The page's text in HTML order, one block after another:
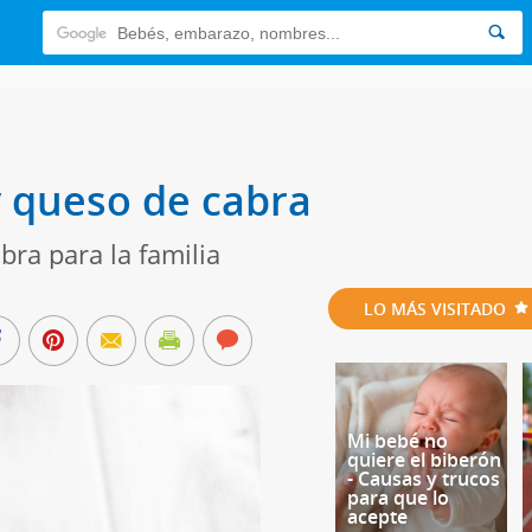
de cabra
para la familia
LO MÁS VISITADO
Mi bebé no
quiere el biberón
- Causas y trucos
para que lo
acepte